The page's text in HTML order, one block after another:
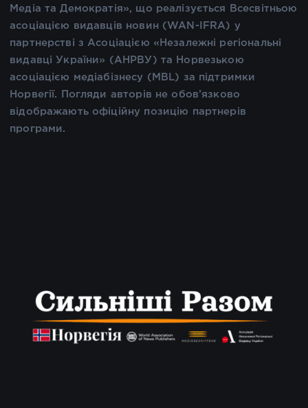
Медіа та Демократія», що реалізується Всесвітньою
асоціацією видавців новин (WAN-IFRA) у
партнерстві з Асоціацією «Незалежні регіональні
видавці України» (АНРВУ) та Норвезькою
асоціацією медіабізнесу (MBL) за підтримки
Норвегії. Погляди авторів не обов’язково
відображають офіційну позицію партнерів
програми.